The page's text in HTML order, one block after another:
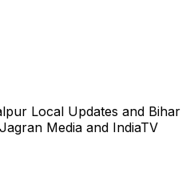
Local Updates and Bihar
Media and IndiaTV